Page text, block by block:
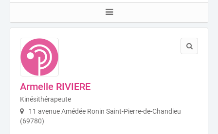
Armelle RIVIERE
Kinésithérapeute
11 avenue Amédée Ronin Saint-Pierre-de-Chandieu
(69780)